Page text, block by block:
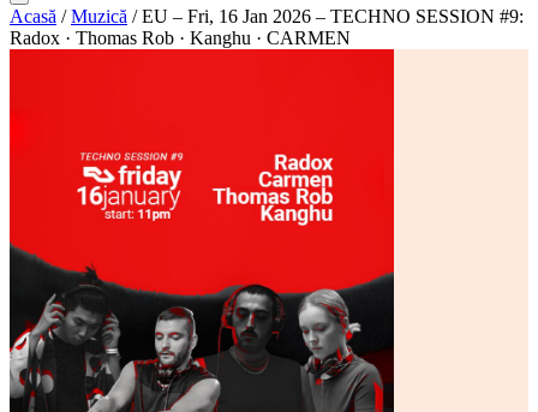
Acasă / Muzică / EU – Fri, 16 Jan 2026 – TECHNO SESSION #9:
Radox · Thomas Rob · Kanghu · CARMEN